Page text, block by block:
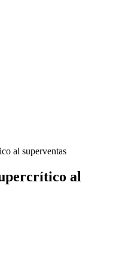
al superventas
al